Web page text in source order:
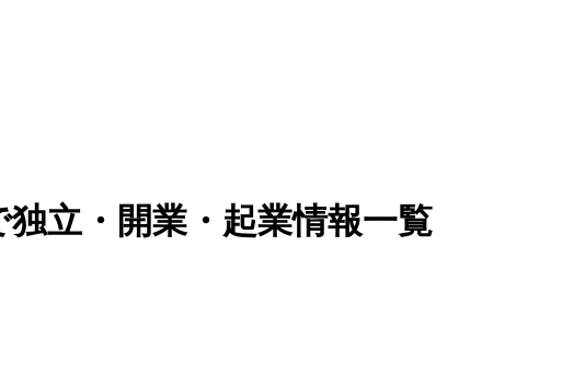
立・開業・起業情報一覧